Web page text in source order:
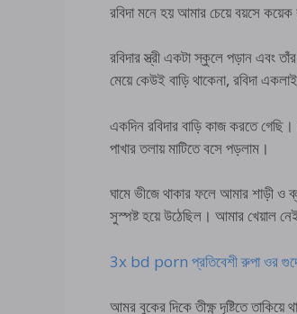
রবিদা মনে হয় আমার চেয়ে বয়সে
রবিদার স্ত্রী একটা স্কুলে পড়ান এবং
মেয়ে কেউই বাড়ি থাকেনা, রবিদা
একদিন রবিদার বাড়ি কাজ করতে
পাখার তলায় মাটিতে বসে পড়লাম।
ঘামে ভীজে থাকার ফলে আমার শাড়ী ও
সুস্পষ্ট হয়ে উঠেছিল। আমার খেয়াল
3x bd porn প্রতিবেশী রুপা ওর গুদে
আমর বুকের দিকে তীক্ষ্ণ দৃষ্টিতে